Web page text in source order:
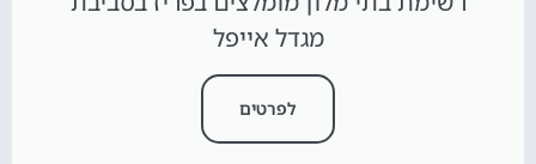
מגדל אייפל
לפרטים